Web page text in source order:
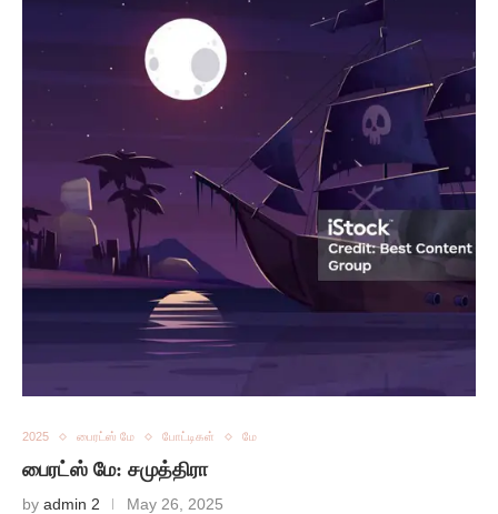
2025 பைரட்ஸ் மே போட்டிகள் மே
பைரட்ஸ் மே: சமுத்திரா
by admin 2 May 26, 2025